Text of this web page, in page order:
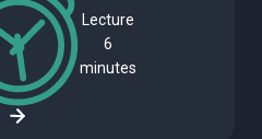
Lecture
6
minutes